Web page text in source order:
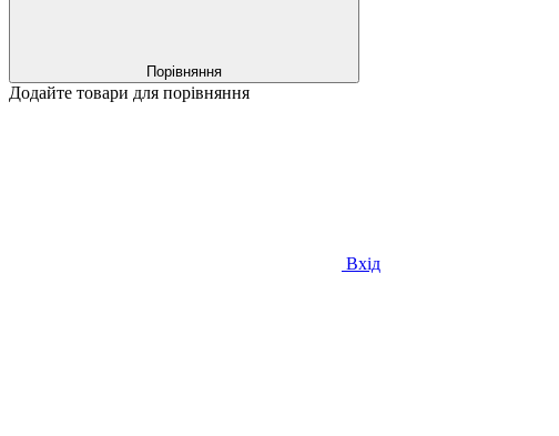
Порівняння
Додайте товари для порівняння
Вхід